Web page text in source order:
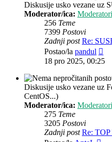
Diskusije usko vezane uz
Moderator/ica:
256 Teme
7399 Postovi
Zadnji post Re:
Postao/la pandul
post
18 pro 2025, 00:25
Diskusije usko vezane uz
CentOS...)
Moderator/ica:
275 Teme
3205 Postovi
Zadnji post Re: